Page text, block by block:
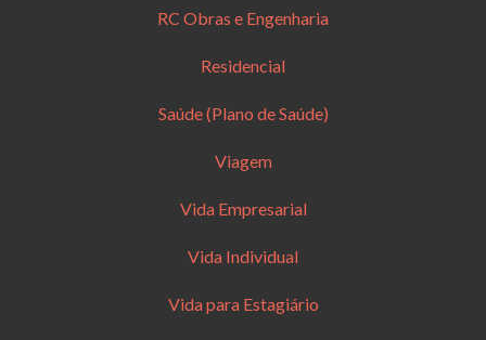
RC Obras e Engenharia
Residencial
Saúde (Plano de Saúde)
Viagem
Vida Empresarial
Vida Individual
Vida para Estagiário